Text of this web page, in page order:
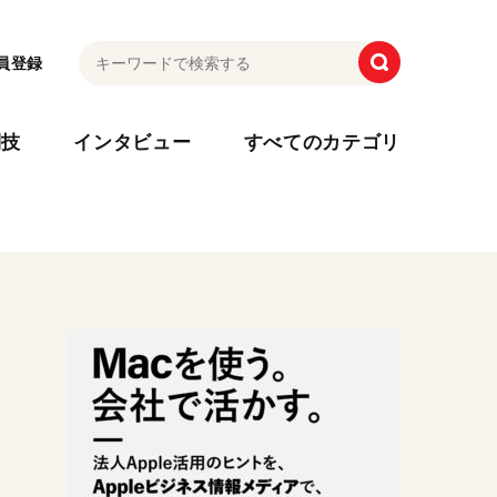
登録
インタビュー すべてのカテゴリ